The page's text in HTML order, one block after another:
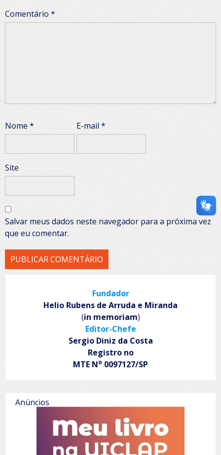
Comentário *
Nome * E-mail *
Site
Salvar meus dados neste navegador para a próxima vez
que eu comentar.
Fundador
Helio Rubens de Arruda e Miranda
(in memoriam)
Editor-Chefe
Sergio Diniz da Costa
Registro no
MTE No 0097127/SP
Anúncios